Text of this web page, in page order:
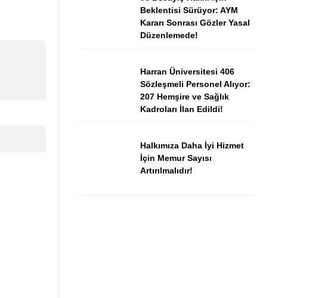
Beklentisi Sürüyor: AYM
Kararı Sonrası Gözler Yasal
Düzenlemede!
Harran Üniversitesi 406
Sözleşmeli Personel Alıyor:
207 Hemşire ve Sağlık
Kadroları İlan Edildi!
Halkımıza Daha İyi Hizmet
İçin Memur Sayısı
Artırılmalıdır!